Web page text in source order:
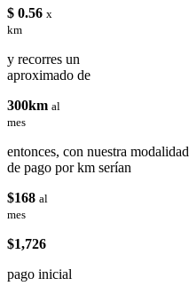
$ 0.56 x
km
y recorres un
aproximado de
300km al
mes
entonces, con nuestra modalidad
de pago por km serían
$168 al
mes
$1,726
pago inicial